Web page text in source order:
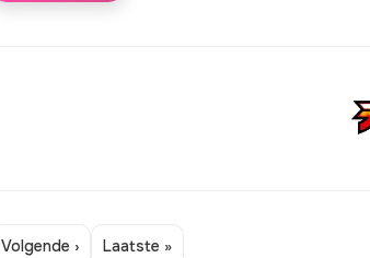
Volgende › Laatste »